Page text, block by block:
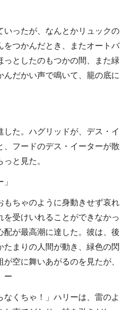
ったが、なんとかリュックの
つかんだとき、またオートバ
としたのもつかの間、また緑
だかい声で鳴いて、籠の底に
た。ハグリッドが、デス・イ
フードのデス・イーターが散
と見た。
もちゃのように身動きせず哀れ
受けいれることができなかっ
が最高潮に達した。彼は、後
まりの人間が動き、緑色の閃
空に舞いあがるのを見たが、
ー
なくちゃ！」ハリーは、雷のよ